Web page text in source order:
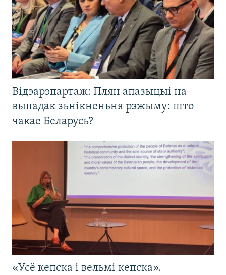
Відэарэпартаж: Плян апазыцыі на
выпадак зьнікненьня рэжыму: што
чакае Беларусь?
«Усё кепска і вельмі кепска».